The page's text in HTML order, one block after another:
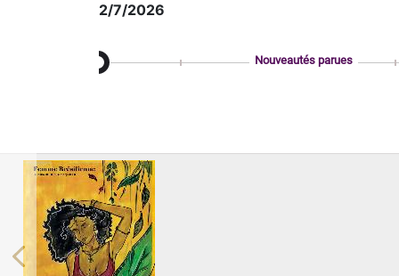
2/7/2026
Nouveautés parues
Previous